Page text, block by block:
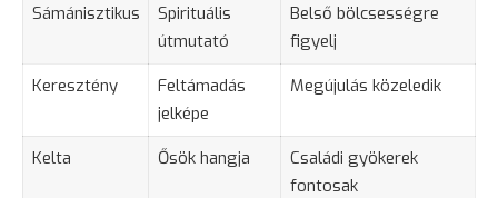
Sámánisztikus
Spirituális
útmutató
Belső bölcsességre
figyelj
Keresztény
Feltámadás
jelképe
Megújulás közeledik
Kelta Ősök hangja
Családi gyökerek
fontosak